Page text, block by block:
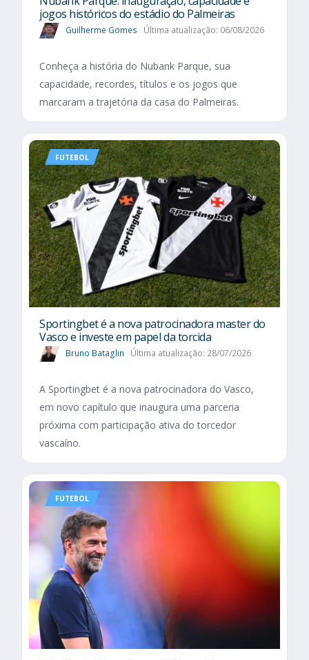
jogos históricos do estádio do Palmeiras
Guilherme Gomes Última atualização: 06/08/2026
Conheça a história do Nubank Parque, sua
capacidade, recordes, títulos e os jogos que
marcaram a trajetória da casa do Palmeiras.
FUTEBOL
Sportingbet é a nova patrocinadora master do
Vasco e investe em papel da torcida
Bruno Bataglin Última atualização: 28/07/2026
A Sportingbet é a nova patrocinadora do Vasco,
em novo capítulo que inaugura uma parceria
próxima com participação ativa do torcedor
vascaíno.
FUTEBOL